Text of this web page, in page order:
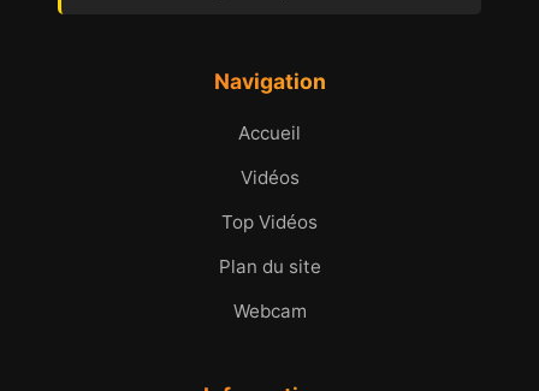
Navigation
Accueil
Vidéos
Top Vidéos
Plan du site
Webcam